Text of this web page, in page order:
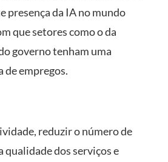
presença da IA no mundo
que setores como o da
governo tenham uma
de empregos.
reduzir o número de
qualidade dos serviços e